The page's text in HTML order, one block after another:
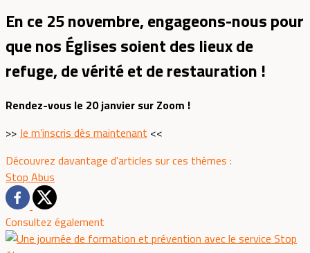
En ce 25 novembre, engageons-nous pour
que nos Églises soient des lieux de
refuge, de vérité et de restauration !
Rendez-vous le 20 janvier sur Zoom !
>> Je m’inscris dès maintenant <<
Découvrez davantage d'articles sur ces thèmes :
Stop Abus
Consultez également